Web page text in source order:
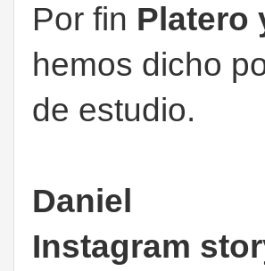
Por fin Platero
hemos dicho
de estudio.
Daniel
Instagram